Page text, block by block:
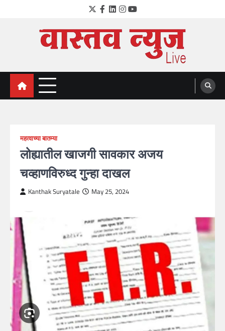
Twitter
Facebook
LinkedIn
Instagram
YouTube
VastavNEWSLive.com
a leading NEWS portal of Maharahstra
महत्वाच्या बातम्या
लोह्यातील खाजगी सावकार अजय
चव्हाणविरुध्द गुन्हा दाखल
Kanthak Suryatale May 25, 2024